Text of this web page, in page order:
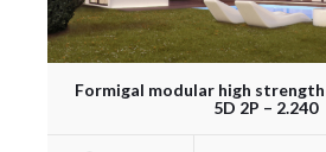
Formigal modular high
5D 2P – 2.240